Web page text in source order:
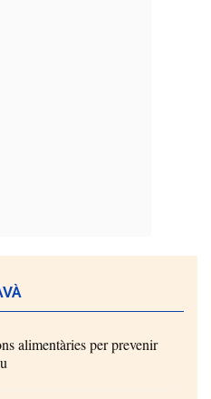
alimentàries per prevenir